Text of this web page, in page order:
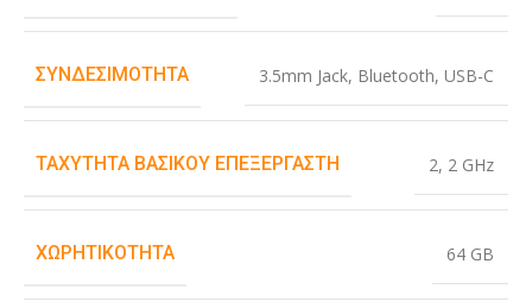
ΣΥΝΔΕΣΙΜΌΤΗΤΑ 3.5mm Jack, Bluetooth, USB-C
ΤΑΧΎΤΗΤΑ ΒΑΣΙΚΟΎ ΕΠΕΞΕΡΓΑΣΤΉ 2, 2 GHz
ΧΩΡΗΤΙΚΌΤΗΤΑ 64 GB